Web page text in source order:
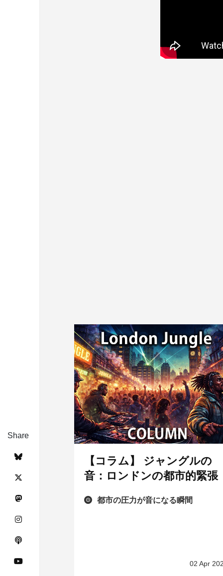
Share
【コラム】 ジャングルの
音：ロンドンの都市的緊張
都市の圧力が音になる瞬間
02 Apr